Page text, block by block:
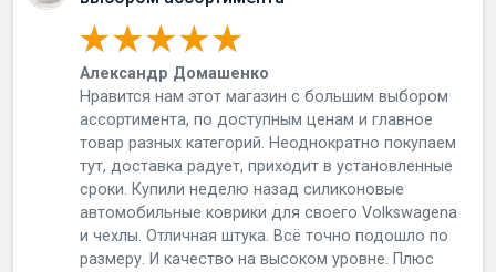
Александр Домашенко
Нравится нам этот магазин с большим выбором
ассортимента, по доступным ценам и главное
товар разных категорий. Неоднократно покупаем
тут, доставка радует, приходит в установленные
сроки. Купили неделю назад силиконовые
автомобильные коврики для своего Volkswagenа
и чехлы. Отличная штука. Всё точно подошло по
размеру. И качество на высоком уровне. Плюс